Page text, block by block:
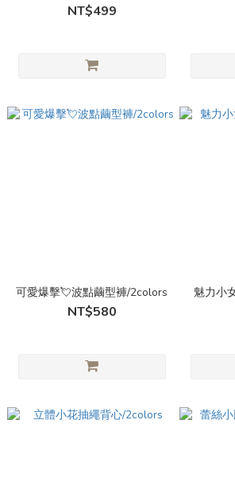
NT$499
可愛爆擊💘波點繭型褲/2colors
NT$580
魅力小